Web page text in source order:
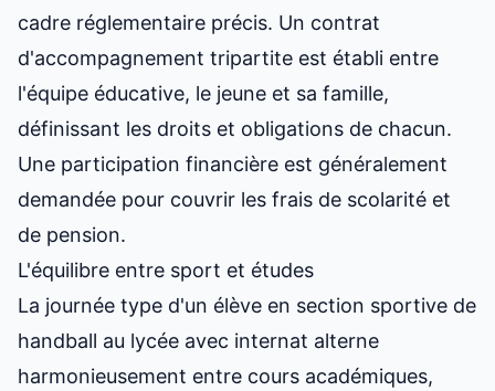
cadre réglementaire précis. Un contrat
d'accompagnement tripartite est établi entre
l'équipe éducative, le jeune et sa famille,
définissant les droits et obligations de chacun.
Une participation financière est généralement
demandée pour couvrir les frais de scolarité et
de pension.
L'équilibre entre sport et études
La journée type d'un élève en section sportive de
handball au lycée avec internat alterne
harmonieusement entre cours académiques,